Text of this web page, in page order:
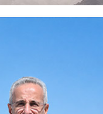
Çalışanları
sipariş